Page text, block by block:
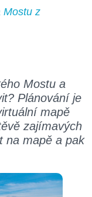
Mostu z
Mostu a
Plánování je
mapě
zajímavých
na mapě a pak